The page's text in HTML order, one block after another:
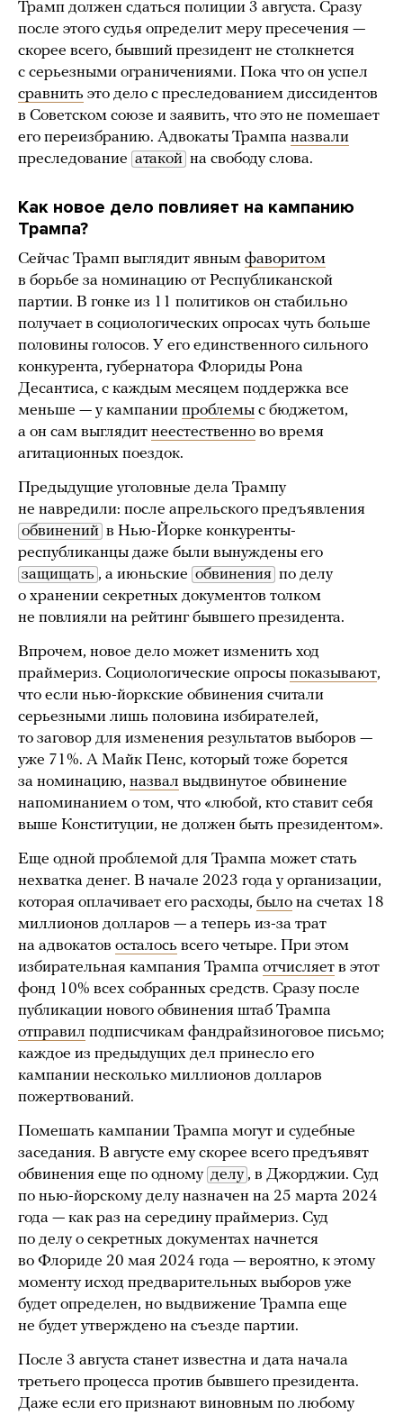
Трамп должен сдаться полиции 3 августа. Сразу
после этого судья определит меру пресечения —
скорее всего, бывший президент не столкнется
с серьезными ограничениями. Пока что он успел
сравнить это дело с преследованием диссидентов
в Советском союзе и заявить, что это не помешает
его переизбранию. Адвокаты Трампа назвали
преследование атакой на свободу слова.
Как новое дело повлияет на кампанию
Трампа?
Сейчас Трамп выглядит явным фаворитом
в борьбе за номинацию от Республиканской
партии. В гонке из 11 политиков он стабильно
получает в социологических опросах чуть больше
половины голосов. У его единственного сильного
конкурента, губернатора Флориды Рона
Десантиса, с каждым месяцем поддержка все
меньше — у кампании проблемы с бюджетом,
а он сам выглядит неестественно во время
агитационных поездок.
Предыдущие уголовные дела Трампу
не навредили: после апрельского предъявления
обвинений в Нью-Йорке конкуренты-
республиканцы даже были вынуждены его
защищать , а июньские обвинения по делу
о хранении секретных документов толком
не повлияли на рейтинг бывшего президента.
Впрочем, новое дело может изменить ход
праймериз. Социологические опросы показывают,
что если нью-йоркские обвинения считали
серьезными лишь половина избирателей,
то заговор для изменения результатов выборов —
уже 71%. А Майк Пенс, который тоже борется
за номинацию, назвал выдвинутое обвинение
напоминанием о том, что «любой, кто ставит себя
выше Конституции, не должен быть президентом».
Еще одной проблемой для Трампа может стать
нехватка денег. В начале 2023 года у организации,
которая оплачивает его расходы, было на счетах 18
миллионов долларов — а теперь из-за трат
на адвокатов осталось всего четыре. При этом
избирательная кампания Трампа отчисляет в этот
фонд 10% всех собранных средств. Сразу после
публикации нового обвинения штаб Трампа
отправил подписчикам фандрайзиноговое письмо;
каждое из предыдущих дел принесло его
кампании несколько миллионов долларов
пожертвований.
Помешать кампании Трампа могут и судебные
заседания. В августе ему скорее всего предъявят
обвинения еще по одному делу , в Джорджии. Суд
по нью-йорскому делу назначен на 25 марта 2024
года — как раз на середину праймериз. Суд
по делу о секретных документах начнется
во Флориде 20 мая 2024 года — вероятно, к этому
моменту исход предварительных выборов уже
будет определен, но выдвижение Трампа еще
не будет утверждено на съезде партии.
После 3 августа станет известна и дата начала
третьего процесса против бывшего президента.
Даже если его признают виновным по любому